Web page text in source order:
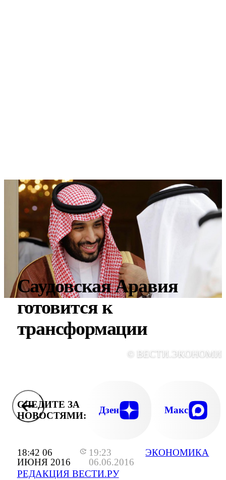
18:42 06
ИЮНЯ 2016
19:23
06.06.2016
РЕДАКЦИЯ ВЕСТИ.РУ
ЭКОНОМИКА
Саудовская Аравия
готовится к
трансформации
©
СЛЕДИТЕ ЗА
НОВОСТЯМИ:
Дзен Макс